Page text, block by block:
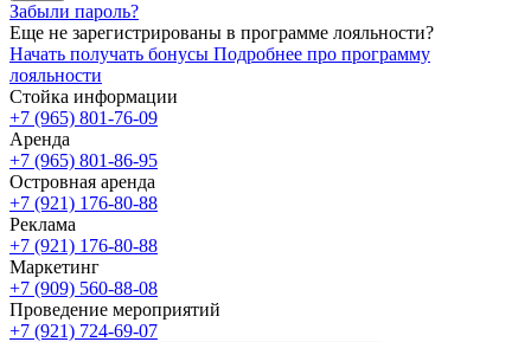
Забыли пароль?
Еще не зарегистрированы в программе лояльности?
Начать получать бонусы Подробнее про программу
лояльности
Стойка информации
+7 (965) 801-76-09
Аренда
+7 (965) 801-86-95
Островная аренда
+7 (921) 176-80-88
Реклама
+7 (921) 176-80-88
Маркетинг
+7 (909) 560-88-08
Проведение мероприятий
+7 (921) 724-69-07